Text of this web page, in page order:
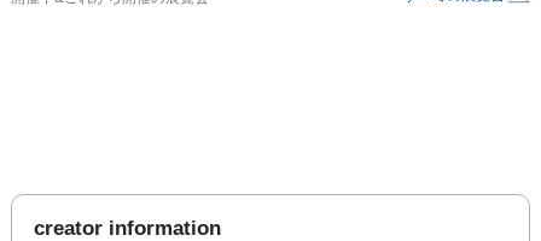
creator information